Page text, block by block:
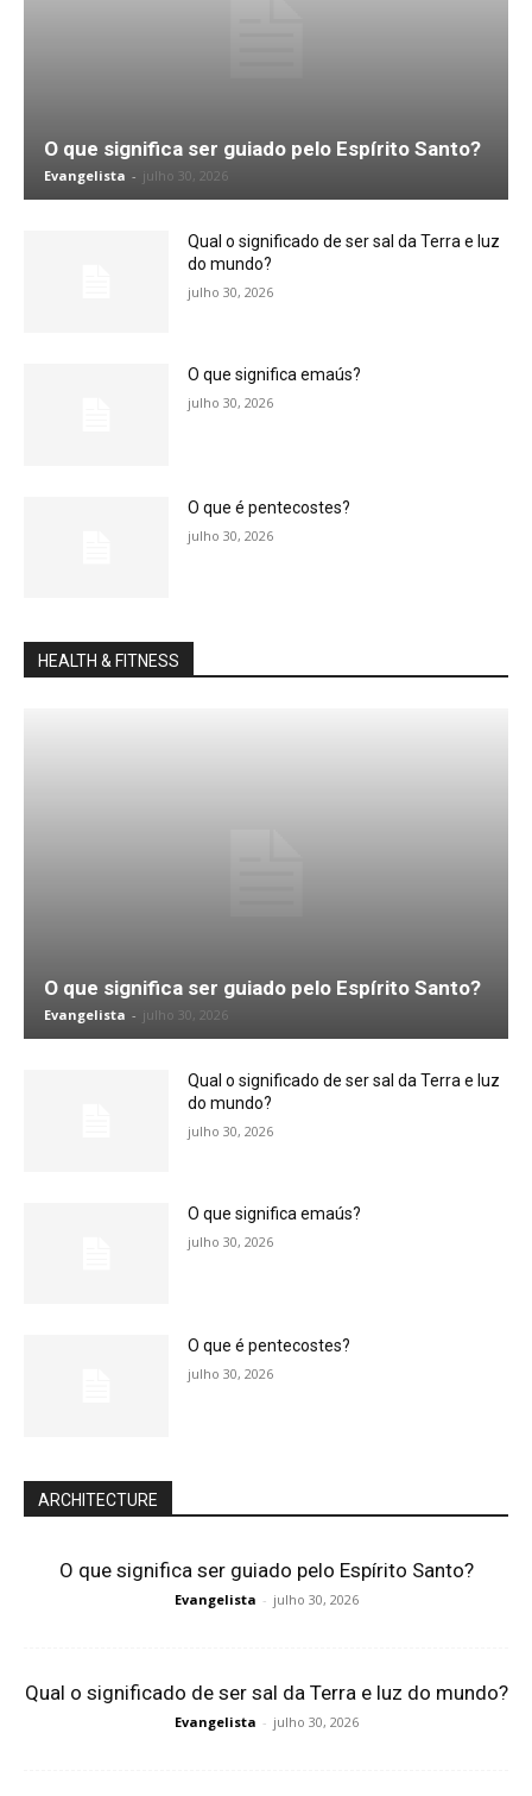
O que significa ser guiado pelo Espírito Santo?
Evangelista - julho 30, 2026
Qual o significado de ser sal da Terra e luz
do mundo?
julho 30, 2026
O que significa emaús?
julho 30, 2026
O que é pentecostes?
julho 30, 2026
HEALTH & FITNESS
O que significa ser guiado pelo Espírito Santo?
Evangelista - julho 30, 2026
Qual o significado de ser sal da Terra e luz
do mundo?
julho 30, 2026
O que significa emaús?
julho 30, 2026
O que é pentecostes?
julho 30, 2026
ARCHITECTURE
O que significa ser guiado pelo Espírito Santo?
Evangelista - julho 30, 2026
Qual o significado de ser sal da Terra e luz do mundo?
Evangelista - julho 30, 2026